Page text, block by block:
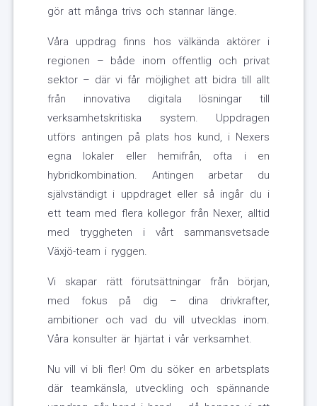
gör att många trivs och stannar länge.
Våra uppdrag finns hos välkända aktörer i
regionen – både inom offentlig och privat
sektor – där vi får möjlighet att bidra till allt
från innovativa digitala lösningar till
verksamhetskritiska system. Uppdragen
utförs antingen på plats hos kund, i Nexers
egna lokaler eller hemifrån, ofta i en
hybridkombination. Antingen arbetar du
självständigt i uppdraget eller så ingår du i
ett team med flera kollegor från Nexer, alltid
med tryggheten i vårt sammansvetsade
Växjö-team i ryggen.
Vi skapar rätt förutsättningar från början,
med fokus på dig – dina drivkrafter,
ambitioner och vad du vill utvecklas inom.
Våra konsulter är hjärtat i vår verksamhet.
Nu vill vi bli fler! Om du söker en arbetsplats
där teamkänsla, utveckling och spännande